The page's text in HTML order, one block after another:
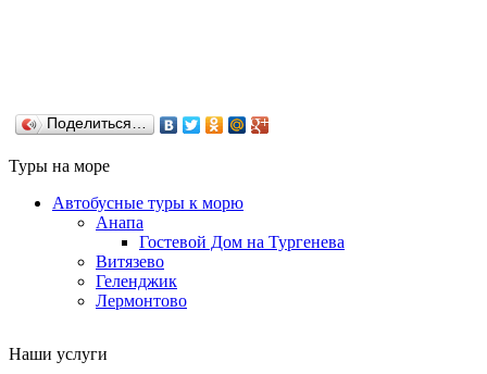
Поделиться…
Туры на море
Автобусные туры к морю
Анапа
Гостевой Дом на Тургенева
Витязево
Геленджик
Лермонтово
Наши услуги